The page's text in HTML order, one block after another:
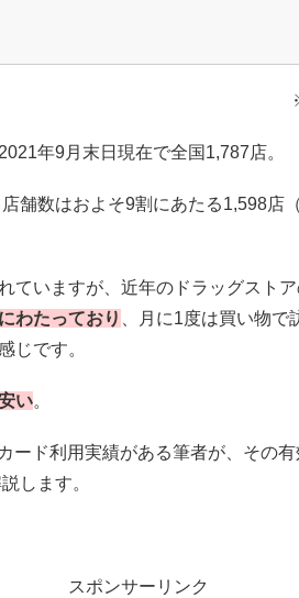
年9月末日現在で全国1,787店。
舗数はおよそ9割にあたる1,598店
ていますが、近年のドラッグストア
わたっており
、月に1度は買い物で
じです。
い。
ード利用実績がある筆者が、その
します。
スポンサーリンク